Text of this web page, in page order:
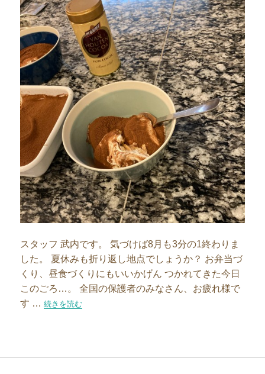
スタッフ 武内です。 気づけば8月も3分の1終わりま
した。 夏休みも折り返し地点でしょうか？ お弁当づ
くり、昼食づくりにもいいかげん つかれてきた今日
このごろ…。 全国の保護者のみなさん、お疲れ様で
す …“夏休みのおやつづくり”の
続きを読む